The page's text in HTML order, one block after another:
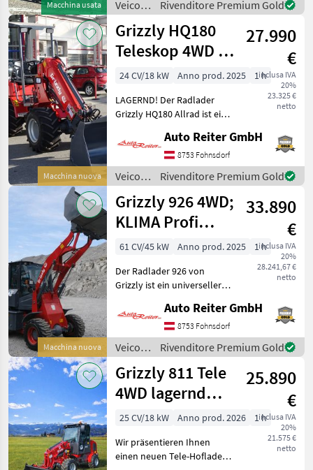
Macchina usata
attacco Manitou ed EURO,
blocca
Veicoli
agricoli
a
motore
/
Manitou
Rivenditore Premium Gold
Macchina nuova
Grizzly HQ180
Teleskop 4WD 2
Jahre mobile
Garantie!
27.990
€
inclusa IVA
20%
23.325 €
netto
24 CV/18 kW Anno prod. 2025
1 h
LAGERND! Der Radlader
Grizzly HQ180 Allrad ist ein
Bau, auf dem Hof, bei
Garten- oder
Landschaftsarbeiten. Durch
seine gute Verarbeitung u
Auto Reiter GmbH
8753 Fohnsdorf
Veicoli
agricoli
a
motore
/
Grizzly
Rivenditore Premium Gold
Macchina nuova
Grizzly 926 4WD;
KLIMA Profi
Qualität 1500kg
Hubkr.
33.890
€
inclusa IVA
20%
28.241,67 €
netto
61 CV/45 kW Anno prod. 2025
1 h
Der Radlader 926 von
Grizzly ist ein universeller
Hof, bei Garten- oder
Landschaftsarbeiten. Durch
seine gute Verarbeitung
und durch die e
Auto Reiter GmbH
8753 Fohnsdorf
Veicoli
agricoli
a
motore
Grizzly
Rivenditore Premium Gold
Grizzly 811 Tele
4WD lagernd
Euro 5 Neues
Modell
25.890
€
inclusa IVA
20%
21.575 €
netto
25 CV/18 kW Anno prod. 2026
1 h
Wir präsentieren Ihnen
einen neuen Tele-Hoflader